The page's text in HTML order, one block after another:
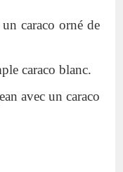
caraco orné de
caraco blanc.
avec un caraco